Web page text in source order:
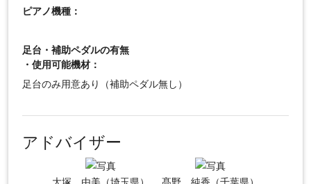
ピアノ機種：
足台・補助ペダルの有無
・使用可能機材：
足台のみ用意あり（補助ペダル無し）
アドバイザー